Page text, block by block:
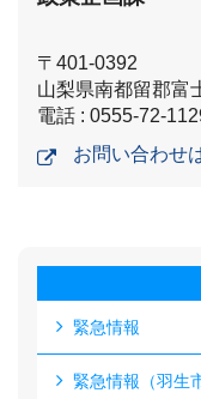
〒401-0392
山梨県南都留郡富
電話 : 0555-72-
お問い合わせ
緊急情報
緊急情報（羽生